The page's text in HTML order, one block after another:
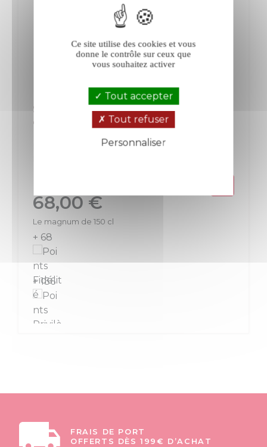
Saint-Sylvestre Languedoc rouge 2022
en magnum
Languedoc-Roussillon
Prix
68,00 €
Le magnum de 150 cl
+ 68
+ 136
FRAIS DE PORT
OFFERTS DÈS 199€ D’ACHAT
Ce site utilise des cookies et vous
donne le contrôle sur ceux que
vous souhaitez activer
Tout accepter
Tout refuser
Personnaliser